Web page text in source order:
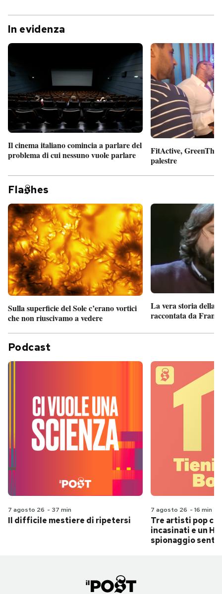
In evidenza
Il cinema italiano comincia a parlare del
problema di cui nessuno vuole parlare
FitActive,
palestre
Fla hes
Sulla superficie del Sole c’erano vortici
che non riuscivamo a vedere
La vera storia della
raccontata da
Podcast
7 agosto 26 - 37 min
Il difficile mestiere di ripetersi
7 agosto 26 - 16 min
Tre artisti pop
incasinati e un
spionaggio